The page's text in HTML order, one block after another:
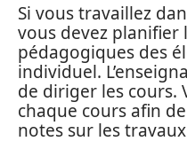
Si vous travaillez
vous devez planifier
pédagogiques des
individuel.
de diriger les cours.
chaque cours afin
notes sur les